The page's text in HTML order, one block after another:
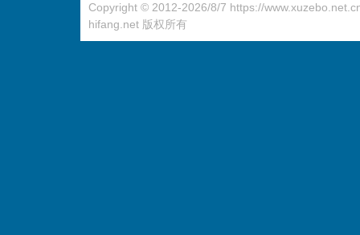
Copyright © 2012-2026/8/7 https://
hifang.net 版权所有